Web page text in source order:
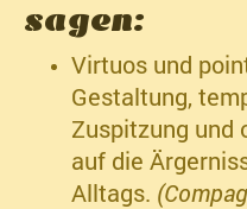
sagen:
Virtuos und
Gestaltung,
Zuspitzung und
auf die
Alltags.